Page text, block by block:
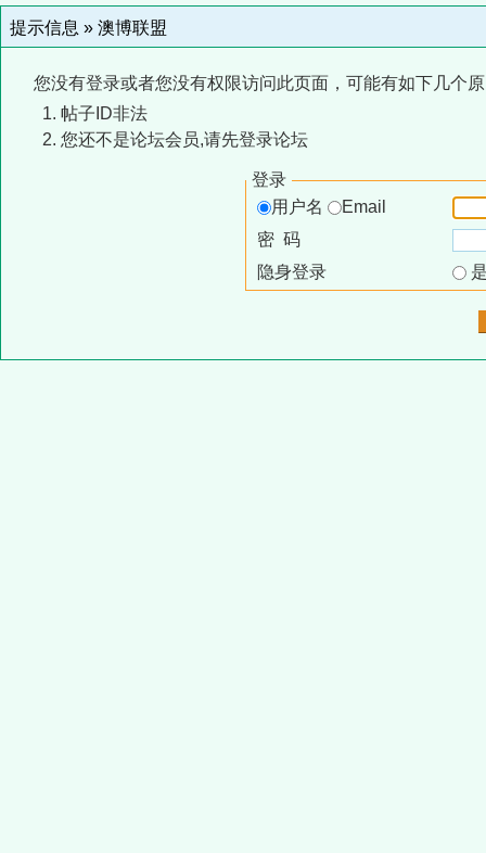
提示信息 » 澳博联盟
您没有登录或者您没有权限访问此页面，可能有如下几个
帖子ID非法
您还不是论坛会员,请先登录论坛
登录
用户名
Email
密 码
隐身登录